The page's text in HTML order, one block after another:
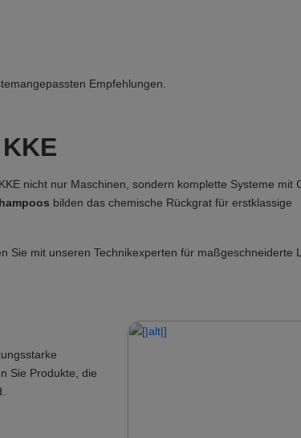
Empfehlungen.
nicht nur Maschinen, sondern komplette Systeme mit
bilden das chemische Rückgrat für erstklassige
Sie mit unseren Technikexperten für maßgeschneiderte
Sie Produkte, die